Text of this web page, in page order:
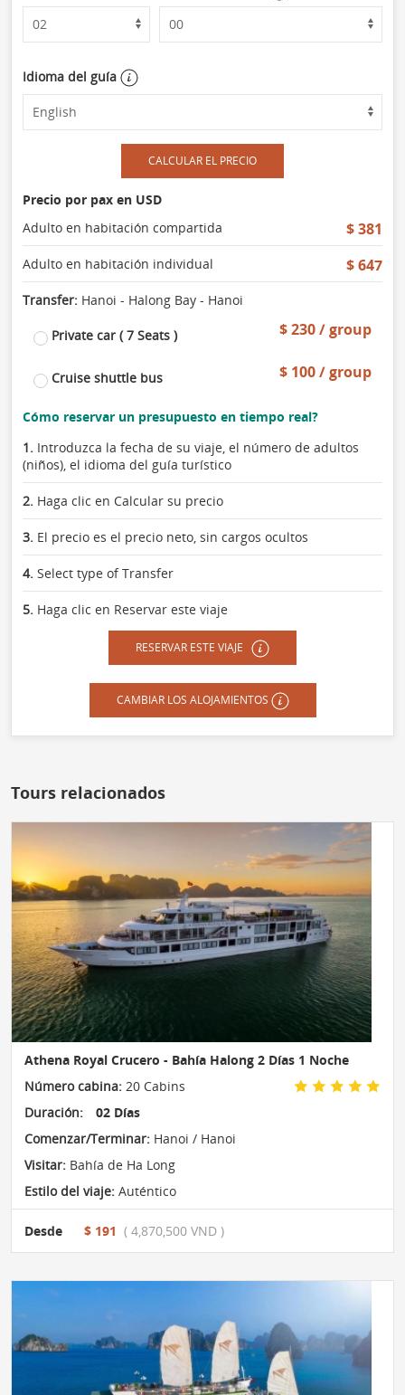
Idioma del guía
CALCULAR EL PRECIO
Precio por pax en USD
Adulto en habitación compartida
$ 381
Adulto en habitación individual $ 647
Transfer: Hanoi - Halong Bay - Hanoi
Private car ( 7 Seats ) $ 230 / group
Cruise shuttle bus $ 100 / group
Cómo reservar un presupuesto en tiempo real?
1. Introduzca la fecha de su viaje, el número de adultos
(niños), el idioma del guía turístico
2. Haga clic en Calcular su precio
3. El precio es el precio neto, sin cargos ocultos
4. Select type of Transfer
5. Haga clic en Reservar este viaje
RESERVAR ESTE VIAJE
CAMBIAR LOS ALOJAMIENTOS
Tours relacionados
Athena Royal Crucero - Bahía Halong 2 Días 1 Noche
Número cabina: 20 Cabins
Duración:
02 Días
Comenzar/Terminar: Hanoi / Hanoi
Visitar: Bahía de Ha Long
Estilo del viaje: Auténtico
Desde $ 191 ( 4,870,500 VND )